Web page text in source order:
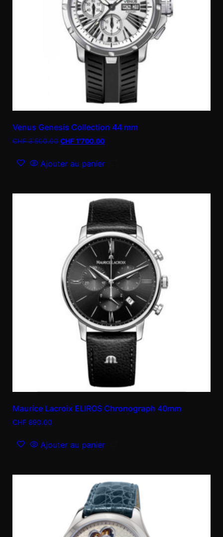
Venus Genesis Collection 44 mm
CHF3'500.00 CHF1'700.00
Ajouter au panier
Maurice Lacroix ELIROS Chronograph 40mm
CHF 890.00
Ajouter au panier